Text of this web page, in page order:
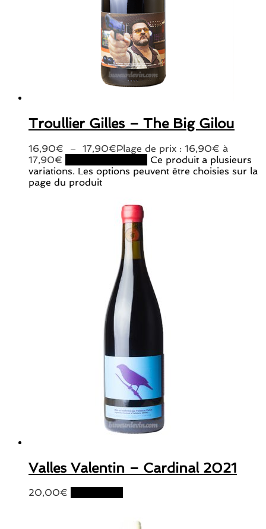
Troullier Gilles – The Big Gilou
16,90€ – 17,90€Plage de prix : 16,90€ à
17,90€
Ce produit a plusieurs
variations. Les options peuvent être choisies sur la
page du produit
Valles Valentin – Cardinal 2021
20,00€